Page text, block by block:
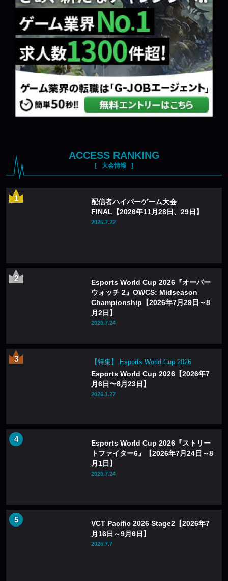
ACCESS RANKING
大会情報
配信者ハイパーゲーム大会
FINAL【2026年11月28日、29日】
2026.7.22
Esports World Cup 2026『オーバー
ウォッチ 2』OWCS: Midseason
Championship【2026年7月29日～8
月2日】
2026.7.24
【特集】 Esports World Cup 2026
Esports World Cup 2026【2026年7
月6日〜8月23日】
2026.1.27
Esports World Cup 2026『ストリー
トファイター6』【2026年7月24日～8
月1日】
2026.7.24
VCT Pacific 2026 Stage2【2026年7
月16日～9月6日】
2026.7.7